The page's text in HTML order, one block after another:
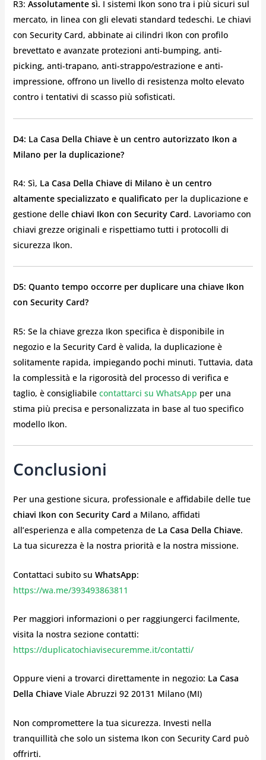
R3: Assolutamente sì. I sistemi Ikon sono tra i più sicuri sul
mercato, in linea con gli elevati standard tedeschi. Le chiavi
con Security Card, abbinate ai cilindri Ikon con profilo
brevettato e avanzate protezioni anti-bumping, anti-
picking, anti-trapano, anti-strappo/estrazione e anti-
impressione, offrono un livello di resistenza molto elevato
contro i tentativi di scasso più sofisticati.
D4: La Casa Della Chiave è un centro autorizzato Ikon a
Milano per la duplicazione?
R4: Sì, La Casa Della Chiave di Milano è un centro
altamente specializzato e qualificato per la duplicazione e
gestione delle chiavi Ikon con Security Card. Lavoriamo con
chiavi grezze originali e rispettiamo tutti i protocolli di
sicurezza Ikon.
D5: Quanto tempo occorre per duplicare una chiave Ikon
con Security Card?
R5: Se la chiave grezza Ikon specifica è disponibile in
negozio e la Security Card è valida, la duplicazione è
solitamente rapida, impiegando pochi minuti. Tuttavia, data
la complessità e la rigorosità del processo di verifica e
taglio, è consigliabile contattarci su WhatsApp per una
stima più precisa e personalizzata in base al tuo specifico
modello Ikon.
Conclusioni
Per una gestione sicura, professionale e affidabile delle tue
chiavi Ikon con Security Card a Milano, affidati
all’esperienza e alla competenza de La Casa Della Chiave.
La tua sicurezza è la nostra priorità e la nostra missione.
Contattaci subito su WhatsApp:
https://wa.me/393493863811
Per maggiori informazioni o per raggiungerci facilmente,
visita la nostra sezione contatti:
https://duplicatochiavisecuremme.it/contatti/
Oppure vieni a trovarci direttamente in negozio: La Casa
Della ChiaveViale Abruzzi 92 20131 Milano (MI)
Non compromettere la tua sicurezza. Investi nella
tranquillità che solo un sistema Ikon con Security Card può
offrirti.